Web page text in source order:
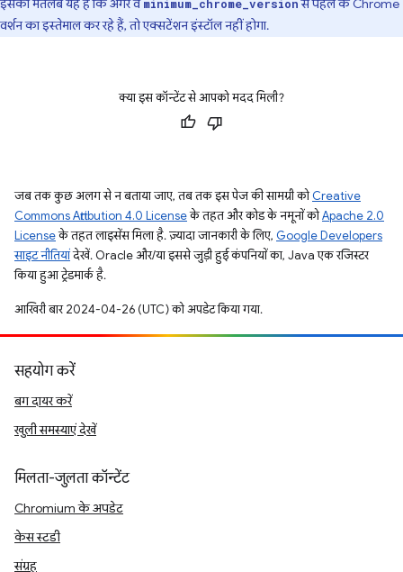
इसका मतलब यह है कि अगर वेminimum_chrome_versionसे पहले के Chrome
वर्शन का इस्तेमाल कर रहे हैं, तो एक्सटेंशन इंस्टॉल नहीं होगा.
क्या इस कॉन्टेंट से आपको मदद मिली?
जब तक कुछ अलग से न बताया जाए, तब तक इस पेज की सामग्री कोCreative
Commons Attribution 4.0 Licenseके तहत और कोड के नमूनों कोApache 2.0
Licenseके तहत लाइसेंस मिला है. ज़्यादा जानकारी के लिए, Google Developers
साइट नीतियांदेखें. Oracle और/या इससे जुड़ी हुई कंपनियों का, Java एक रजिस्टर
किया हुआ ट्रेडमार्क है.
आखिरी बार 2024-04-26 (UTC) को अपडेट किया गया.
सहयोग करें
बग दायर करें
खुली समस्याएं देखें
मिलता-जुलता कॉन्टेंट
Chromium के अपडेट
केस स्टडी
संग्रह